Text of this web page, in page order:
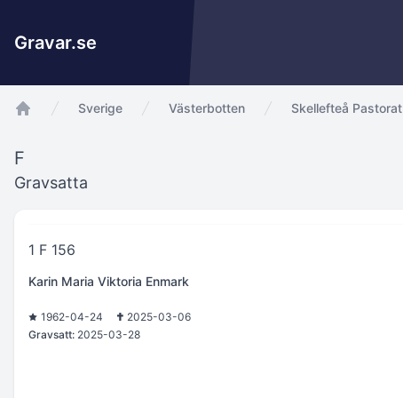
Gravar.se
Sverige Västerbotten Skellefteå Pastorat
F
Gravsatta
1 F 156
Karin Maria Viktoria Enmark
1962-04-24
2025-03-06
Gravsatt: 2025-03-28